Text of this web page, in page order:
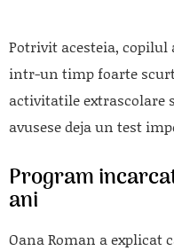
Potrivit acesteia,
intr-un timp foarte
activitatile extrascolare
avusese deja un test
Program
ani
Oana Roman a explicat